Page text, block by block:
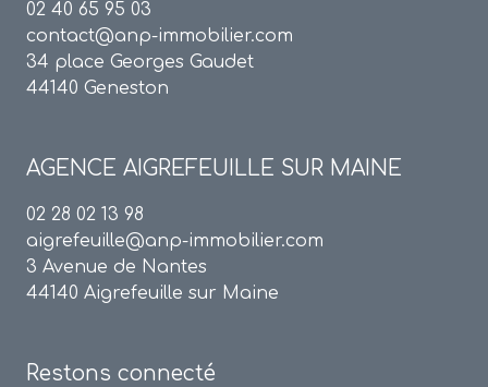
02 40 65 95 03
contact@anp-immobilier.com
34 place Georges Gaudet
44140 Geneston
AGENCE AIGREFEUILLE SUR MAINE
02 28 02 13 98
aigrefeuille@anp-immobilier.com
3 Avenue de Nantes
44140 Aigrefeuille sur Maine
Restons connecté